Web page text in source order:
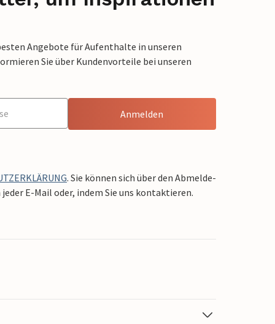
Angebote für Aufenthalte in unseren
Sie über Kundenvorteile bei unseren
Anmelden
. Sie können sich über den Abmelde-
E-Mail oder, indem Sie uns kontaktieren.